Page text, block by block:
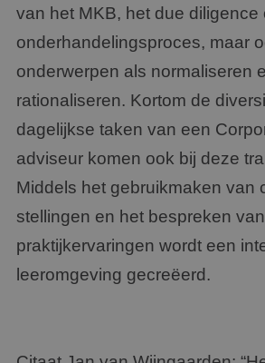
van het MKB, het due diligence
onderhandelingsproces, maar
onderwerpen als normaliseren
rationaliseren. Kortom de
dagelijkse taken van een
adviseur komen ook bij deze
Middels het gebruikmaken van
stellingen en het bespreken van
praktijkervaringen wordt een
leeromgeving gecreëerd.